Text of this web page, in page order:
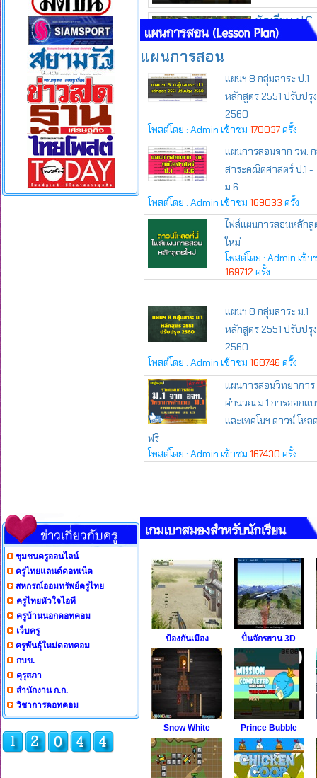
ชุมชนครูออนไลน์
ครูไทยแลนด์ดอทเน็ต
สหกรณ์ออมทรัพย์ครูไทย
ครูไทยหัวใจไอที
ครูบ้านนอกดอทคอม
เว็บครู
ครูพันธุ์ใหม่ดอทคอม
กบข.
คุรุสภา
สำนักงาน ก.ก.
วิชาการดอทคอม
ป้องกันเมือง ปั่นจักรยาน 3D
Snow White Prince Bubble